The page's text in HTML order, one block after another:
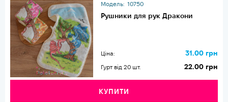
Модель: 10750
Рушники для рук Дракони
Ціна: 31.00 грн
Гурт від 20 шт. 22.00 грн
КУПИТИ